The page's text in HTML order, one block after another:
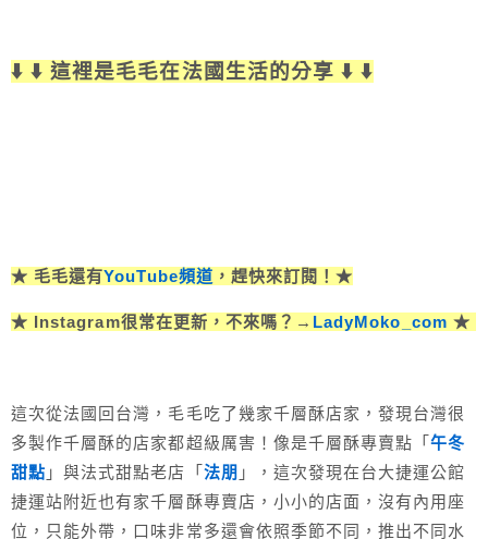
⬇️ ⬇️ 這裡是毛毛在法國生活的分享 ⬇️ ⬇️
★ 毛毛還有YouTube頻道 ，趕快來訂閱！★
★ Instagram很常在更新，不來嗎？→ LadyMoko_com ★
這次從法國回台灣，毛毛吃了幾家千層酥店家，發現台灣很
多製作千層酥的店家都超級厲害！像是千層酥專賣點「午冬
甜點 」與法式甜點老店「 法朋 」，這次發現在台大捷運公館
捷運站附近也有家千層酥專賣店，小小的店面，沒有內用座
位，只能外帶，口味非常多還會依照季節不同，推出不同水